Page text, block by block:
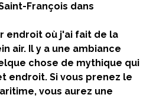
François dans
endroit où j'ai fait de la
air. Il y a une ambiance
chose de mythique qui
endroit. Si vous prenez le
vous aurez une